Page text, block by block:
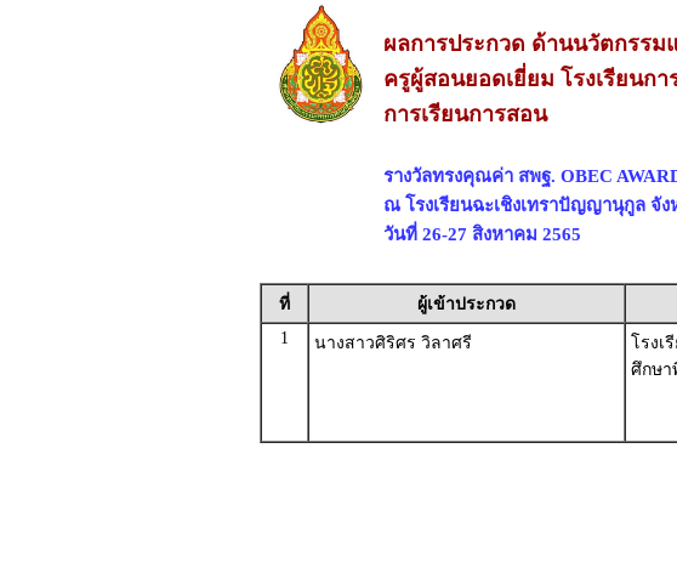
ผลการประกวด ด้านนวัตกรรม
ครูผู้สอนยอดเยี่ยม โรงเรียนก
การเรียนการสอน
รางวัลทรงคุณค่า สพฐ. OBEC
ณ โรงเรียนฉะเชิงเทราปัญญานุกูล จัง
วันที่ 26-27 สิงหาคม 2565
ที่ ผู้เข้าประกวด
1
นางสาวศิริศร วิลาศรี
โรงเ
ศึกษา